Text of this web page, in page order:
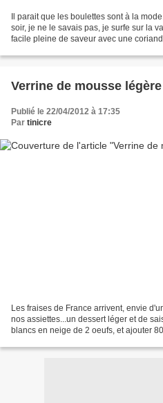
Il parait que les boulettes sont à la
soir, je ne le savais pas, je surfe sur la
facile pleine de saveur avec une
Verrine de mousse
Publié le 22/04/2012 à 17:35
Par tinicre
Les fraises de France arrivent, envie
nos assiettes...un dessert léger et de
blancs en neige de 2 oeufs, et ajouter